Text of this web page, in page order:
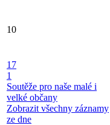
10
17
1
Soutěže pro naše malé i
velké občany
Zobrazit všechny záznamy
ze dne